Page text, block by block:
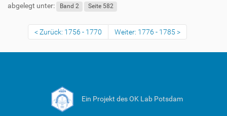
abgelegt unter: Band 2 Seite 582
Zurück: 1756 - 1770 Weiter: 1776 - 1785
Ein Projekt des OK Lab Potsdam